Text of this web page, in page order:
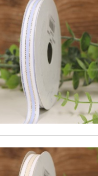
szarym płaszczu i
(poliresing) s/2
55,90 zł
do koszyka